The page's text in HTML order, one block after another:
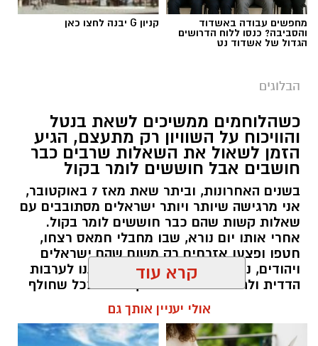
יש לכם מידע חשוב שטרם נחשף? צילומים מאירוע
חדשותי? מצאתם טעות בכתבה? נשמח שתשתפו
אותנו
מחפשים עבודה באשדוד
והסביבה? כנסו ללוח הדרושים
הגדול של אשדוד נט
קניון G יבנה לחצו כאן
הבלוגים
כשהלוחמים ממשיכים לשאת בנטל
והוויכוח על השוויון רק מתעצם, הגיע
הזמן לשאול את השאלות שרבים כבר
חושבים אבל חוששים לומר בקול
בשנים האחרונות, וביתר שאת מאז 7 באוקטובר,
אני מרגישה שיותר ויותר ישראלים מסתובבים עם
שאלות קשות שהם כבר חוששים לומר בקול.
אחרי אותו יום נורא, שבו מחבלי חמאס רצחו,
חטפו ופצעו אזרחים רק משום שהם ישראלים
ויהודים, נדמה היה שהאסון יחזיר אותנו לערבות
הדדית ולתחושת גורל משותף. אבל ככל שחולף
הזמן, הוויכוחים סביב השוויון בנטל, הפטור מגיוס,
תקציבי הישיבות, נטל המס, קמפיינים ייעודיים
למגזרים מסוימים והמחאות נגד גיוס בני ישיבות
קרא עוד
אולי יעניין אותך גם